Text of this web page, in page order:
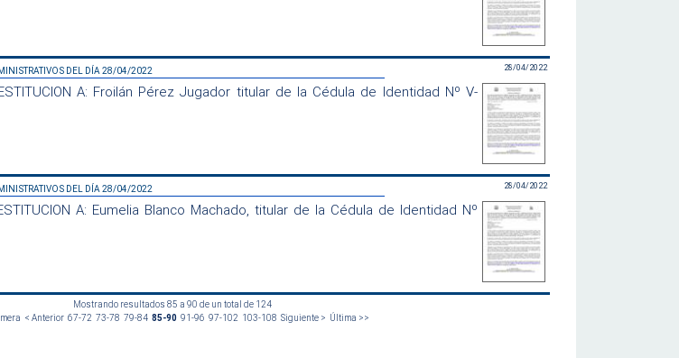
28/04/2022
DEL DÍA 28/04/2022
A: Froilán Pérez Jugador titular de la Cédula de Identidad Nº V-
28/04/2022
DEL DÍA 28/04/2022
A: Eumelia Blanco Machado, titular de la Cédula de Identidad Nº
Mostrando resultados 85 a 90 de un total de 124
< Anterior 67-72 73-78 79-84 85-90 91-96 97-102 103-108 Siguiente > Última >>